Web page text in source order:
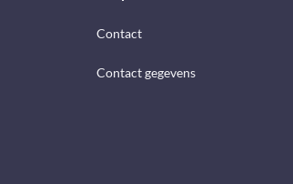
Contact
Contact gegevens